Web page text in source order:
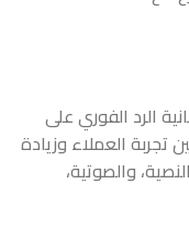
الرد الفوري على
العملاء وزيادة
والصوتية،